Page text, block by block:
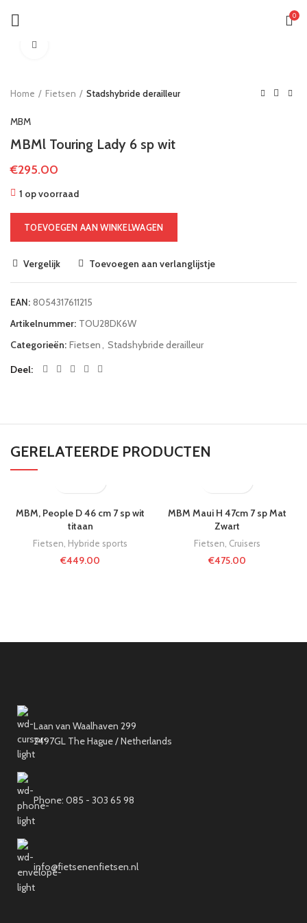
0
Home Fietsen Stadshybride derailleur
MBM
MBMl Touring Lady 6 sp wit
€295.00
1 op voorraad
TOEVOEGEN AAN WINKELWAGEN
Vergelijk Toevoegen aan verlanglijstje
EAN: 8054317611215
Artikelnummer: TOU28DK6W
Categorieën: Fietsen, Stadshybride derailleur
Deel
GERELATEERDE PRODUCTEN
MBM, People D 46 cm 7 sp wit
titaan
Fietsen Hybride sports
€449.00
MBM Maui H 47cm 7 sp Mat
Zwart
Fietsen Cruisers
€475.00
Laan van Waalhaven 299
2497GL The Hague / Netherlands
Phone: 085 - 303 65 98
info@fietsenenfietsen.nl